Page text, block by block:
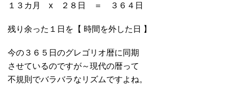
１３カ月 x ２８日 ＝ ３６４日
残り余った１日を【 時間を外した日 】
今の３６５日のグレゴリオ暦に同期
させているのですが～現代の暦って
不規則でバラバラなリズムですよね。